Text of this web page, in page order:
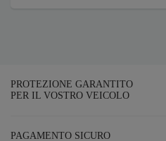
PROTEZIONE GARANTITO
PER IL VOSTRO VEICOLO
PAGAMENTO SICURO